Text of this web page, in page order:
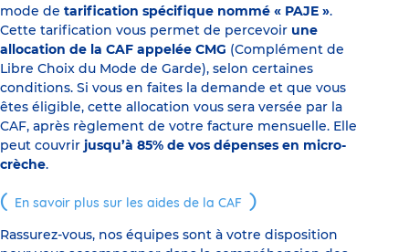
mode de tarification spécifique nommé « PAJE ».
Cette tarification vous permet de percevoir une
allocation de la CAF appelée CMG (Complément de
Libre Choix du Mode de Garde), selon certaines
conditions. Si vous en faites la demande et que vous
êtes éligible, cette allocation vous sera versée par la
CAF, après règlement de votre facture mensuelle. Elle
peut couvrir jusqu’à 85% de vos dépenses en micro-
crèche.
En savoir plus sur les aides de la CAF
Rassurez-vous, nos équipes sont à votre disposition